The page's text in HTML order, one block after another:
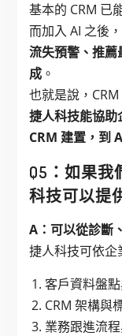
基本的 CRM 已
而加入 AI 之後
流失預警、推
成。
也就是說，
捷人科技能協
CRM 建置，到
Q5：如果
科技可以提
A：可以從診斷
捷人科技可依企
客戶資料盤
CRM 架構與
業務跟進流